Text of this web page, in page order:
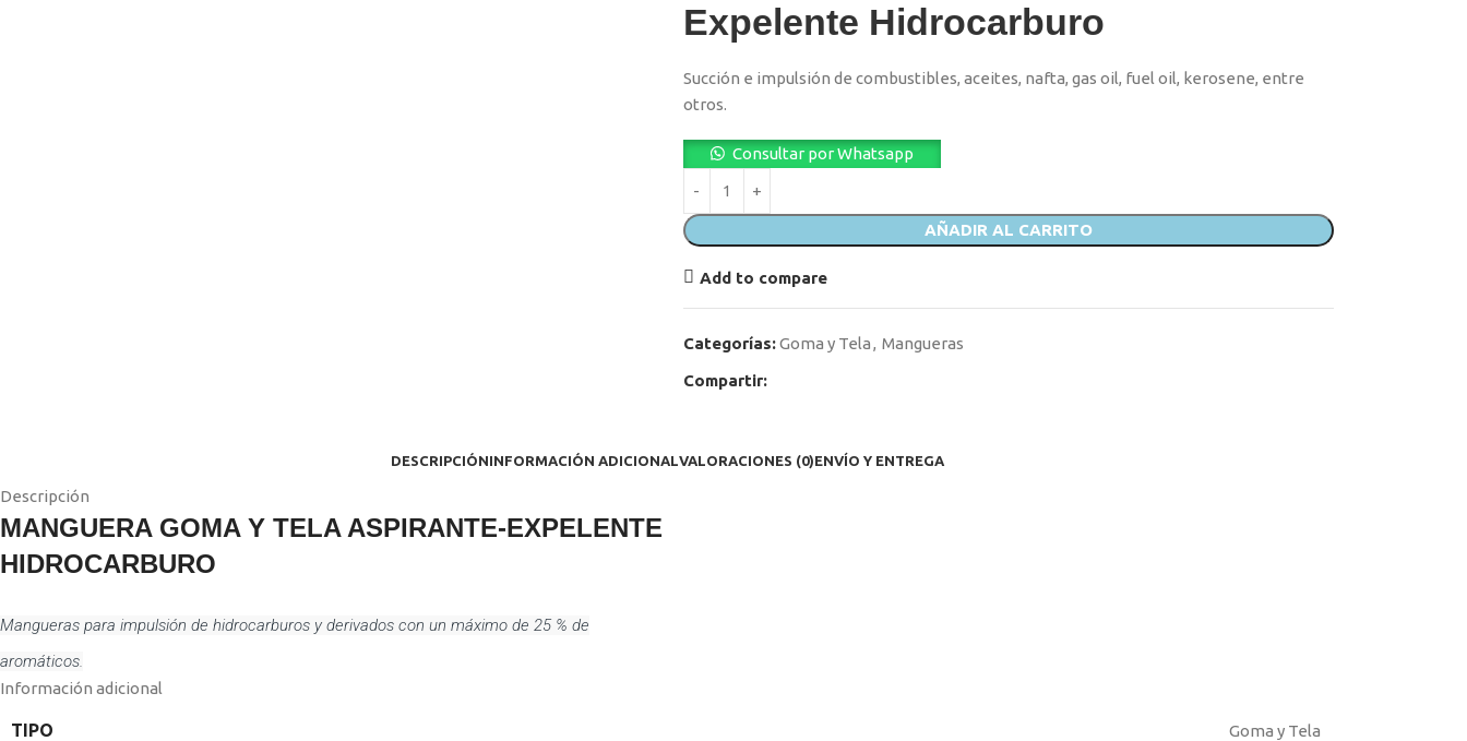
Expelente Hidrocarburo
Succión e impulsión de combustibles, aceites, nafta, gas oil, fuel oil, kerosene, entre
otros.
Consultar por Whatsapp
AÑADIR AL CARRITO
Add to compare
Categorías:Goma y Tela, Mangueras
Compartir:
DESCRIPCIÓNINFORMACIÓN ADICIONAL VALORACIONES (0)ENVÍO Y ENTREGA
Descripción
MANGUERA GOMA Y TELA ASPIRANTE-EXPELENTE
HIDROCARBURO
Mangueras para impulsión de hidrocarburos y derivados con un máximo de 25 % de
aromáticos.
Información adicional
TIPO Goma y Tela